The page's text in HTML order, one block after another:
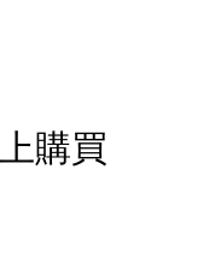
上購買